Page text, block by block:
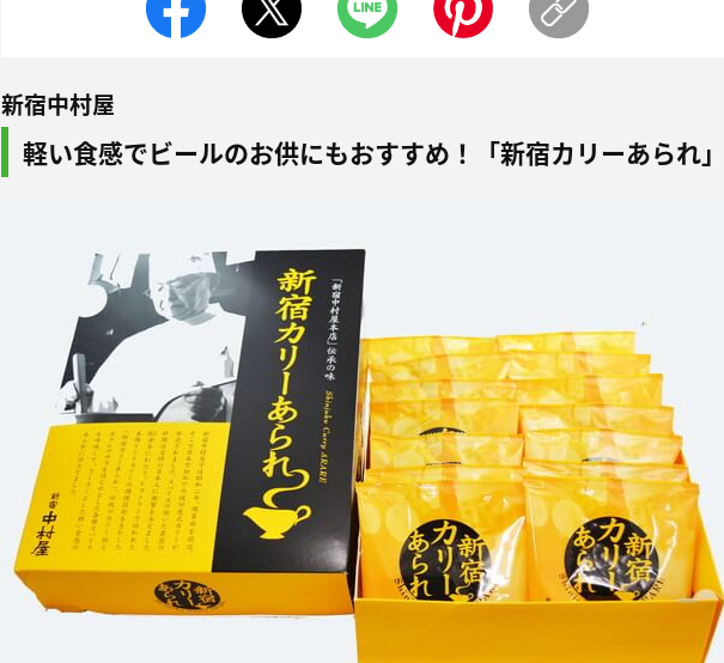
新宿中村屋
軽い食感でビールのお供にもおすすめ！「新宿カリーあられ